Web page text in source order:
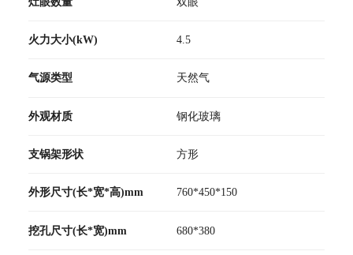
火力大小(kW) 4.5
气源类型 天然气
外观材质 钢化玻璃
支锅架形状 方形
外形尺寸(长*宽*高)mm 760*450*150
挖孔尺寸(长*宽)mm 680*380